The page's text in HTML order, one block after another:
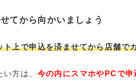
てから向かいましょう
ト上で申込を済ませてから店舗で
方は、 今の内にスマホやPCで申